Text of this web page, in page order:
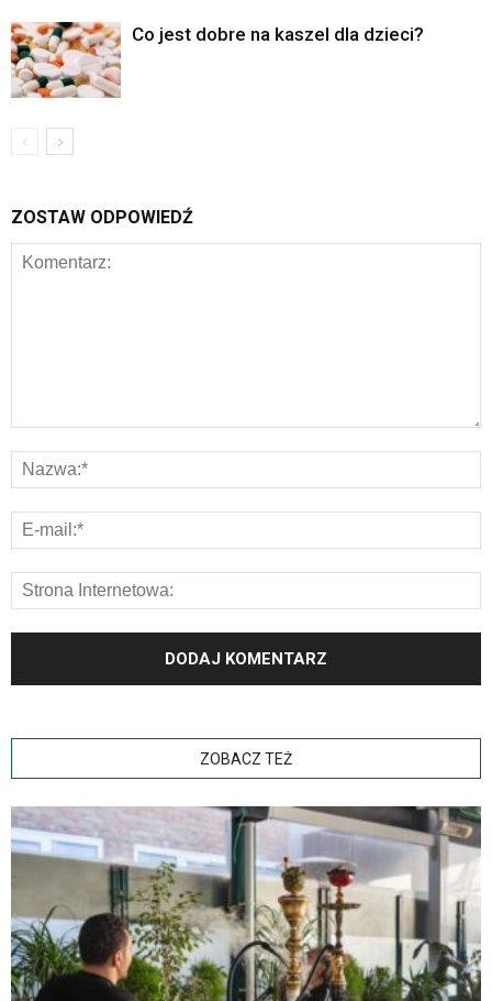
Co jest dobre na kaszel dla dzieci?
ZOSTAW ODPOWIEDŹ
ZOBACZ TEŻ